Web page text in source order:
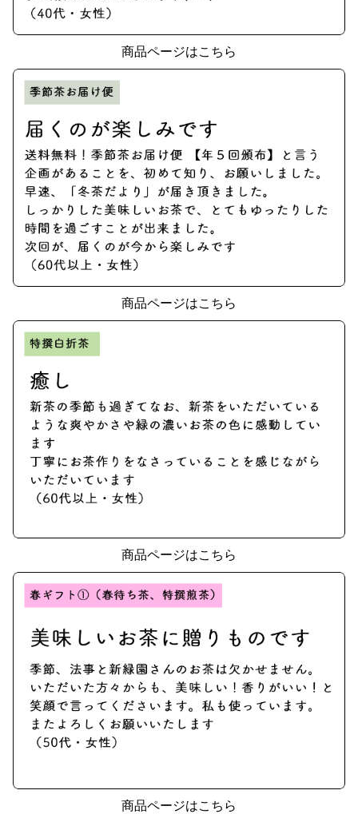
商品ページはこちら
商品ページはこちら
商品ページはこちら
商品ページはこちら